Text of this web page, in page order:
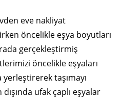
eve nakliyat
öncelikle eşya boyutları
gerçekleştirmiş
öncelikle eşyaları
taşımayı
ufak çaplı eşyalar